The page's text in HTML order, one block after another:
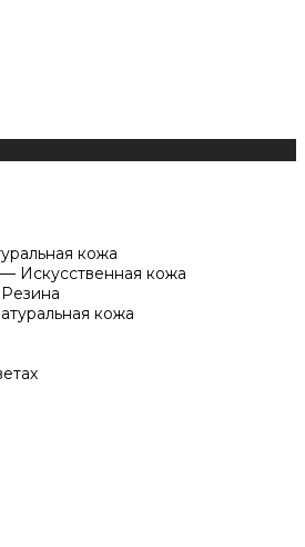
кожа
— Искусственная кожа
Резина
кожа